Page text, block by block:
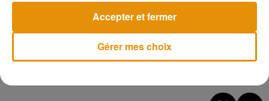
Le Fort Louvois.
Gérer mes choix
Accepter et fermer